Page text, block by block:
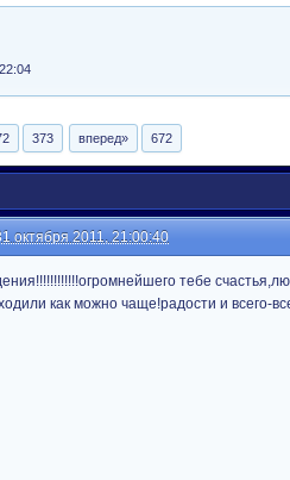
373 вперед» 672
октября 2011, 21:00:40
тебе
как можно чаще!радости и всего-